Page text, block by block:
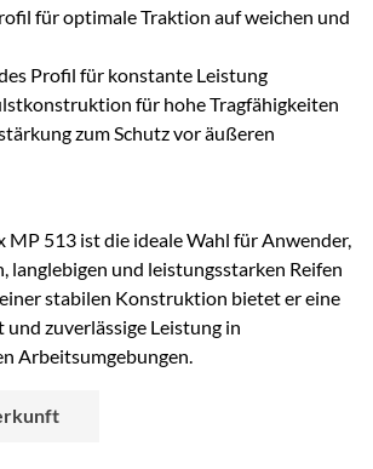
für optimale Traktion auf weichen und
Profil für konstante Leistung
für hohe Tragfähigkeiten
zum Schutz vor äußeren
513 ist die ideale Wahl für Anwender,
langlebigen und leistungsstarken Reifen
stabilen Konstruktion bietet er eine
und zuverlässige Leistung in
Arbeitsumgebungen.